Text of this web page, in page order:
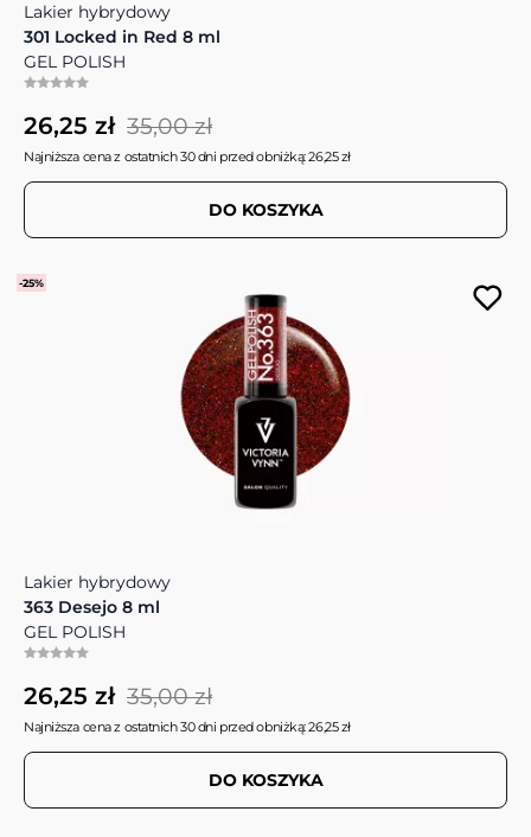
Lakier hybrydowy
301 Locked in Red 8 ml
GEL POLISH
26,25 zł 35,00 zł
Najniższa cena z ostatnich 30 dni przed obniżką: 26,25 zł
DO KOSZYKA
-25%
Lakier hybrydowy
363 Desejo 8 ml
GEL POLISH
26,25 zł 35,00 zł
Najniższa cena z ostatnich 30 dni przed obniżką: 26,25 zł
DO KOSZYKA